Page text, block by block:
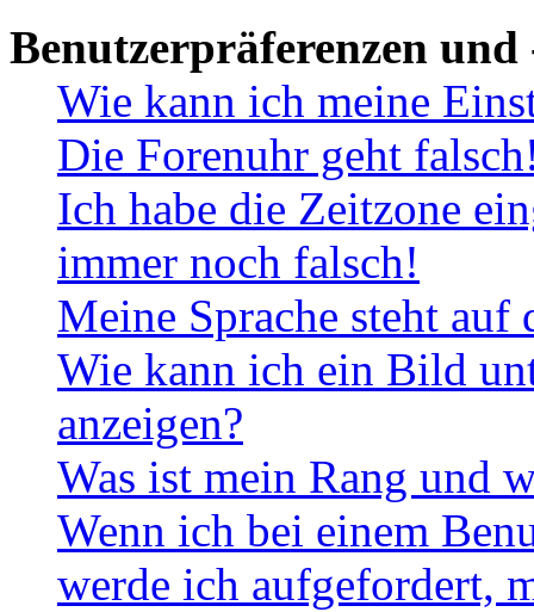
Benutzerpräferenzen und
Wie kann ich meine
Die Forenuhr geht
Ich habe die Zeitzone
immer noch falsch!
Meine Sprache steht
Wie kann ich ein Bild
anzeigen?
Was ist mein Rang und
Wenn ich bei einem
werde ich aufgefordert,